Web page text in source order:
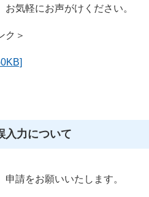
気軽にお声がけください。
ク＞
入力について
請をお願いいたします。